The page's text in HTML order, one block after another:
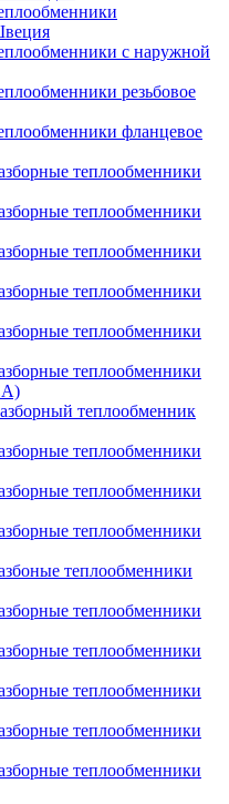
с наружной
резьбовое
фланцевое
теплообменники
теплообменники
теплообменники
теплообменники
теплообменники
теплообменники
теплообменник
теплообменники
теплообменники
теплообменники
теплообменники
теплообменники
теплообменники
теплообменники
теплообменники
теплообменники